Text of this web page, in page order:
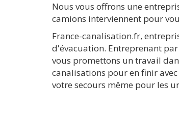
Nous vous offrons une
camions interviennent pour
France-canalisation.fr,
d'évacuation. Entreprenant
vous promettons un travail
canalisations pour en finir
votre secours même pour les